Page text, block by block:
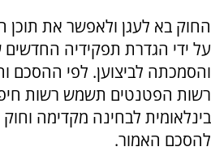
החוק בא לעגן ולאפשר את תוכן
על ידי הגדרת תפקידיה
והסמכתה לביצוען. לפי ההסכם
רשות הפטנטים תשמש רשות
בינלאומית לבחינה מקדימה
להסכם האמור.